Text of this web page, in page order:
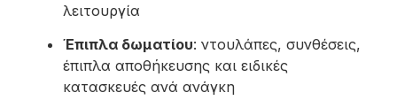
λειτουργία
Έπιπλα δωματίου: ντουλάπες, συνθέσεις,
έπιπλα αποθήκευσης και ειδικές
κατασκευές ανά ανάγκη